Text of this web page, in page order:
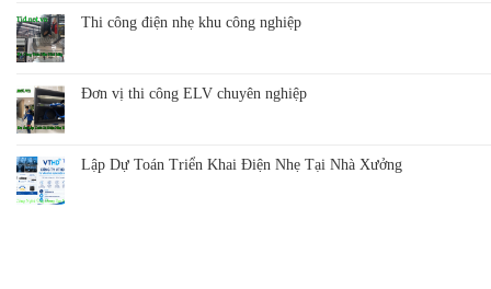
Thi công điện nhẹ khu công nghiệp
Đơn vị thi công ELV chuyên nghiệp
Lập Dự Toán Triển Khai Điện Nhẹ Tại Nhà Xưởng